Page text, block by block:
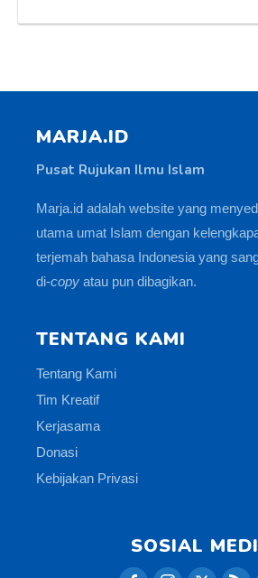
MARJA.ID
Pusat Rujukan Ilmu Islam
Marja.id adalah website yang
utama umat Islam dengan
terjemah bahasa Indonesia yang
di-copy atau pun dibagikan.
TENTANG KAMI
Tentang Kami
Tim Kreatif
Kerjasama
Donasi
Kebijakan Privasi
SOSIAL